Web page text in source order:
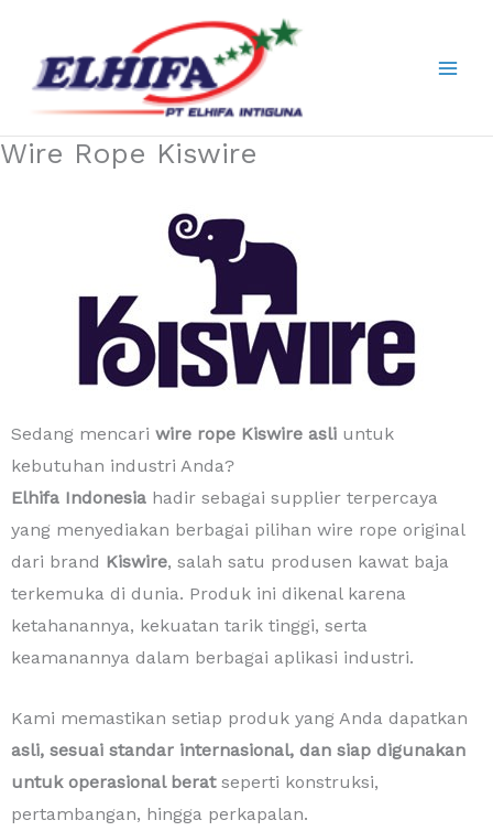
content
Wire Rope Kiswire
Sedang mencari wire rope Kiswire asli untuk
kebutuhan industri Anda?
Elhifa Indonesia hadir sebagai supplier terpercaya
yang menyediakan berbagai pilihan wire rope original
dari brand Kiswire, salah satu produsen kawat baja
terkemuka di dunia. Produk ini dikenal karena
ketahanannya, kekuatan tarik tinggi, serta
keamanannya dalam berbagai aplikasi industri.
Kami memastikan setiap produk yang Anda dapatkan
asli, sesuai standar internasional, dan siap digunakan
untuk operasional beratseperti konstruksi,
pertambangan, hingga perkapalan.